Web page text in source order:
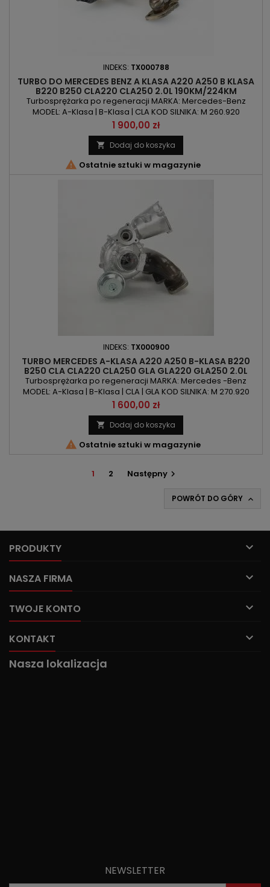
INDEKS: TX000788
TURBO DO MERCEDES BENZ A KLASA A220 A250 B KLASA
B220 B250 CLA220 CLA250 2.0L 190KM/224KM
Turbosprężarka po regeneracji MARKA: Mercedes-Benz
MODEL: A-Klasa | B-Klasa | CLA KOD SILNIKA: M 260.920
POJEMNOŚĆ: 1991ccm 2.0l MOC: 190KM/140kW | 224KM/165kW
ROK PRODUKCJI: Od 2018r
Cena
1 900,00 zł
 Dodaj do koszyka
 Ostatnie sztuki w magazynie
INDEKS: TX000900
TURBO MERCEDES A-KLASA A220 A250 B-KLASA B220
B250 CLA CLA220 CLA250 GLA GLA220 GLA250 2.0L
184KM/211KM/218KM
Turbosprężarka po regeneracji MARKA: Mercedes -Benz
MODEL: A-Klasa | B-Klasa | CLA | GLA KOD SILNIKA: M 270.920
POJEMNOŚĆ: 1991ccm 2.0l MOC: 184KM/135kW | 211KM/155kW |
218KM/160kW ROK PRODUKCJI: Od 2013r
Cena
1 600,00 zł
 Dodaj do koszyka
 Ostatnie sztuki w magazynie
1 2 Następny 
POWRÓT DO GÓRY 
PRODUKTY 
NASZA FIRMA 
TWOJE KONTO 
KONTAKT 
Nasza lokalizacja
NEWSLETTER